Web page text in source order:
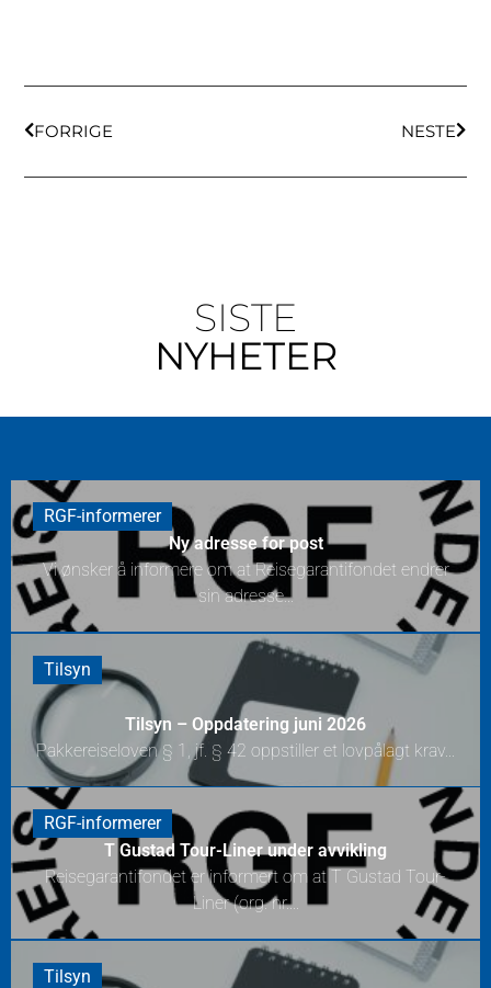
FORRIGE NESTE
SISTE
NYHETER
RGF-informerer
Ny adresse for post
Vi ønsker å informere om at Reisegarantifondet endrer
sin adresse...
Tilsyn
Tilsyn – Oppdatering juni 2026
Pakkereiseloven § 1, jf. § 42 oppstiller et lovpålagt krav...
RGF-informerer
T Gustad Tour-Liner under avvikling
Reisegarantifondet er informert om at T Gustad Tour-
Liner (org. nr....
Tilsyn